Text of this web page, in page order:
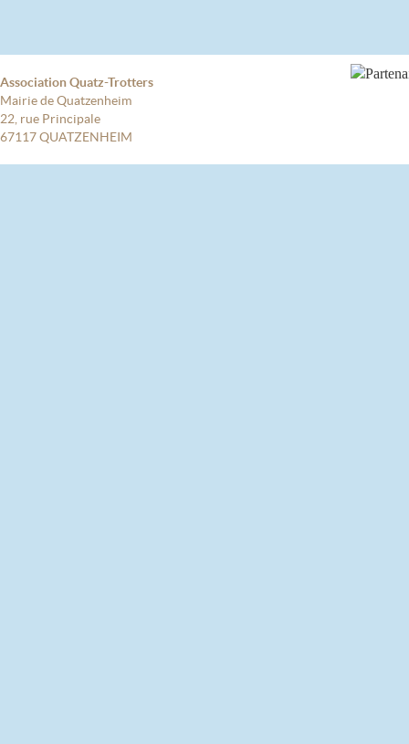
Association Quatz-Trotters
Mairie de Quatzenheim
22, rue Principale
67117 QUATZENHEIM